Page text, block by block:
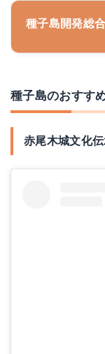
種子島開発総
種子島のおすす
赤尾木城文化